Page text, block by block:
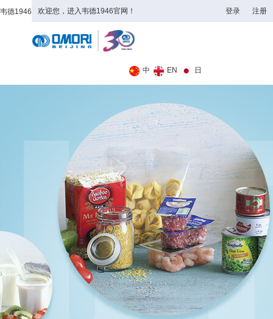
韦德1946 欢迎您，进入韦德1946官网！ 登录 注册
中 EN 日